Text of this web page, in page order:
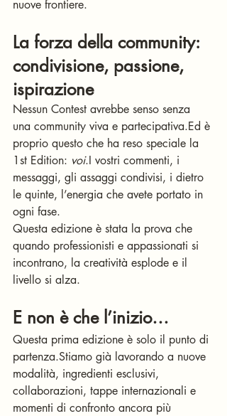
nuove frontiere.
La forza della community:
condivisione, passione,
ispirazione
Nessun Contest avrebbe senso senza
una community viva e partecipativa.Ed è
proprio questo che ha reso speciale la
1st Edition: voi.I vostri commenti, i
messaggi, gli assaggi condivisi, i dietro
le quinte, l’energia che avete portato in
ogni fase.
Questa edizione è stata la prova che
quando professionisti e appassionati si
incontrano, la creatività esplode e il
livello si alza.
E non è che l’inizio…
Questa prima edizione è solo il punto di
partenza.Stiamo già lavorando a nuove
modalità, ingredienti esclusivi,
collaborazioni, tappe internazionali e
momenti di confronto ancora più